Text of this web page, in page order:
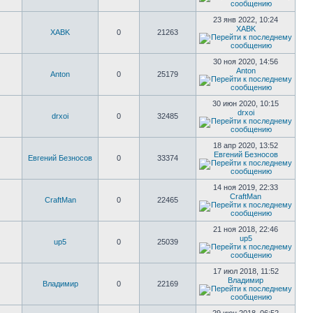
XABK 0 21263
23 янв 2022, 10:24
XABK
Anton 0 25179
30 ноя 2020, 14:56
Anton
drxoi 0 32485
30 июн 2020, 10:15
drxoi
Евгений Безносов 0 33374
18 апр 2020, 13:52
Евгений Безносов
CraftMan 0 22465
14 ноя 2019, 22:33
CraftMan
up5 0 25039
21 ноя 2018, 22:46
up5
Владимир 0 22169
17 июл 2018, 11:52
Владимир